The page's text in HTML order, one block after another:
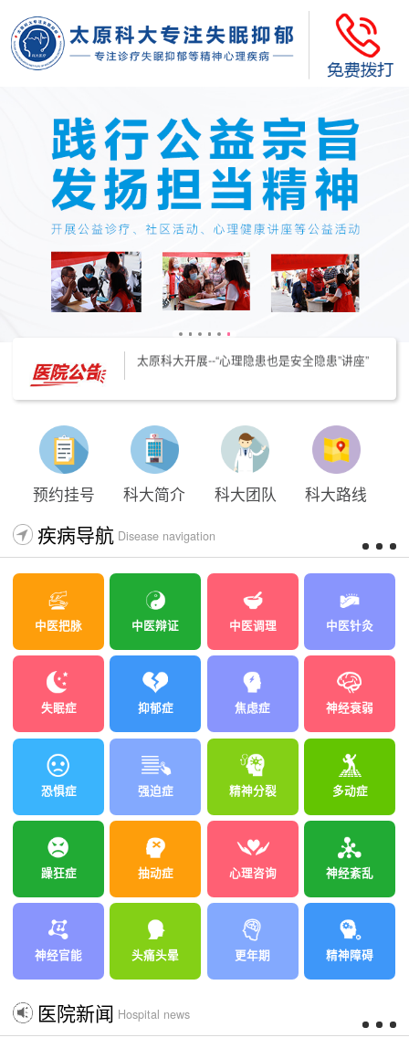
太原科大开展--“心理隐患也是安全隐患”讲座”
预约挂号 科大简介 科大团队 科大路线
疾病导航 Disease navigation
中医把脉 中医辩证 中医调理 中医针灸
失眠症 抑郁症 焦虑症 神经衰弱
恐惧症 强迫症 精神分裂 多动症
躁狂症 抽动症 心理咨询 神经紊乱
神经官能 头痛头晕 更年期 精神障碍
医院新闻 Hospital news